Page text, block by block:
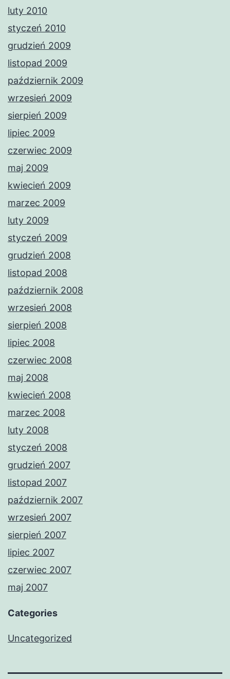
luty 2010
styczeń 2010
grudzień 2009
listopad 2009
październik 2009
wrzesień 2009
sierpień 2009
lipiec 2009
czerwiec 2009
maj 2009
kwiecień 2009
marzec 2009
luty 2009
styczeń 2009
grudzień 2008
listopad 2008
październik 2008
wrzesień 2008
sierpień 2008
lipiec 2008
czerwiec 2008
maj 2008
kwiecień 2008
marzec 2008
luty 2008
styczeń 2008
grudzień 2007
listopad 2007
październik 2007
wrzesień 2007
sierpień 2007
lipiec 2007
czerwiec 2007
maj 2007
Categories
Uncategorized